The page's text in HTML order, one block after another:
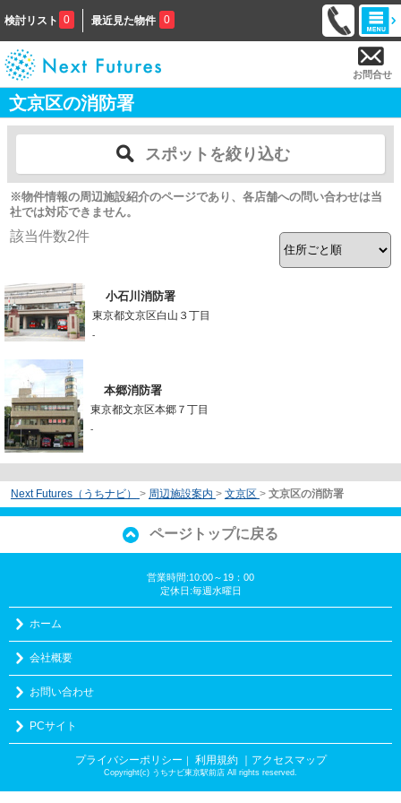
検討リスト 0 最近見た物件 0
お問合せ
文京区の消防署
スポットを絞り込む
※物件情報の周辺施設紹介のページであり、各店舗への問い合わせは当
社では対応できません。
該当件数2件
小石川消防署
東京都文京区白山３丁目
-
本郷消防署
東京都文京区本郷７丁目
-
Next Futures（うちナビ） > 周辺施設案内 > 文京区 > 文京区の消防署
ページトップに戻る
営業時間:10:00～19：00
定休日:毎週水曜日
ホーム
会社概要
お問い合わせ
PCサイト
プライバシーポリシー ｜ 利用規約 ｜アクセスマップ
Copyright(c) うちナビ東京駅前店 All rights reserved.